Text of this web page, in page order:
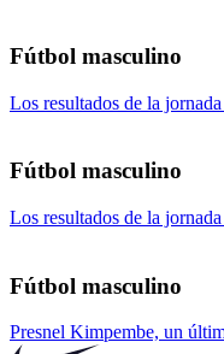
Fútbol masculino
Los resultados de la
Fútbol masculino
Los resultados de la
Fútbol masculino
Presnel Kimpembe, un